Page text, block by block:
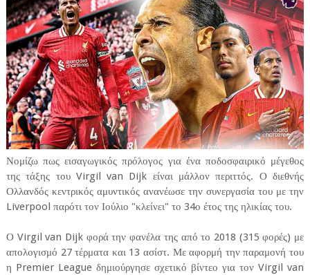
Νομίζω πως εισαγωγικός πρόλογος για ένα ποδοσφαιρικό μέγεθος
της τάξης του Virgil van Dijk είναι μάλλον περιττός. Ο διεθνής
Ολλανδός κεντρικός αμυντικός ανανέωσε την συνεργασία του με την
Liverpool παρότι τον Ιούλιο "κλείνει" το 34ο έτος της ηλικίας του.
Ο Virgil van Dijk φορά την φανέλα της από το 2018 (315 φορές) με
απολογισμό 27 τέρματα και 13 ασίστ. Με αφορμή την παραμονή του
η Premier League δημιούργησε σχετικό βίντεο για τον Virgil van